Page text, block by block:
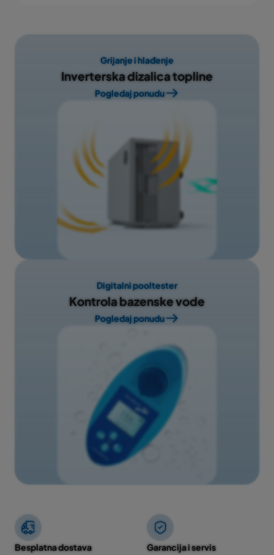
Grijanje i hlađenje
Inverterska dizalica topline
Pogledaj ponudu
Digitalni pooltester
Kontrola bazenske vode
Pogledaj ponudu
Besplatna dostava Garancija i servis